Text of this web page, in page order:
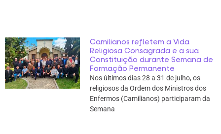
Camilianos refletem a Vida
Religiosa Consagrada e a sua
Constituição durante Semana de
Formação Permanente
Nos últimos dias 28 a 31 de julho, os
religiosos da Ordem dos Ministros dos
Enfermos (Camilianos) participaram da
Semana